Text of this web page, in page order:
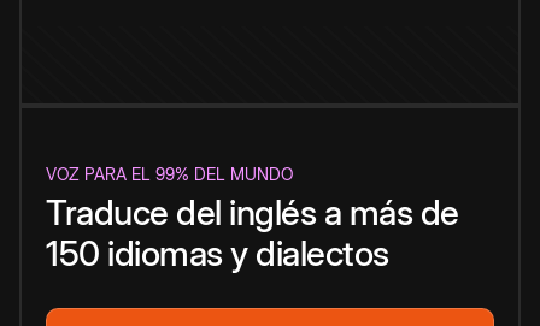
VOZ PARA EL 99% DEL MUNDO
Traduce del inglés a más de
150 idiomas y dialectos